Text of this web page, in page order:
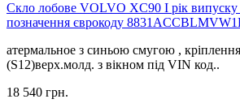
Скло лобове VOLVO XC90 I рік випуску
позначення єврокоду
атермальное з синьою смугою ,
(S12)верх.молд. з вікном під VIN код..
18 540 грн.